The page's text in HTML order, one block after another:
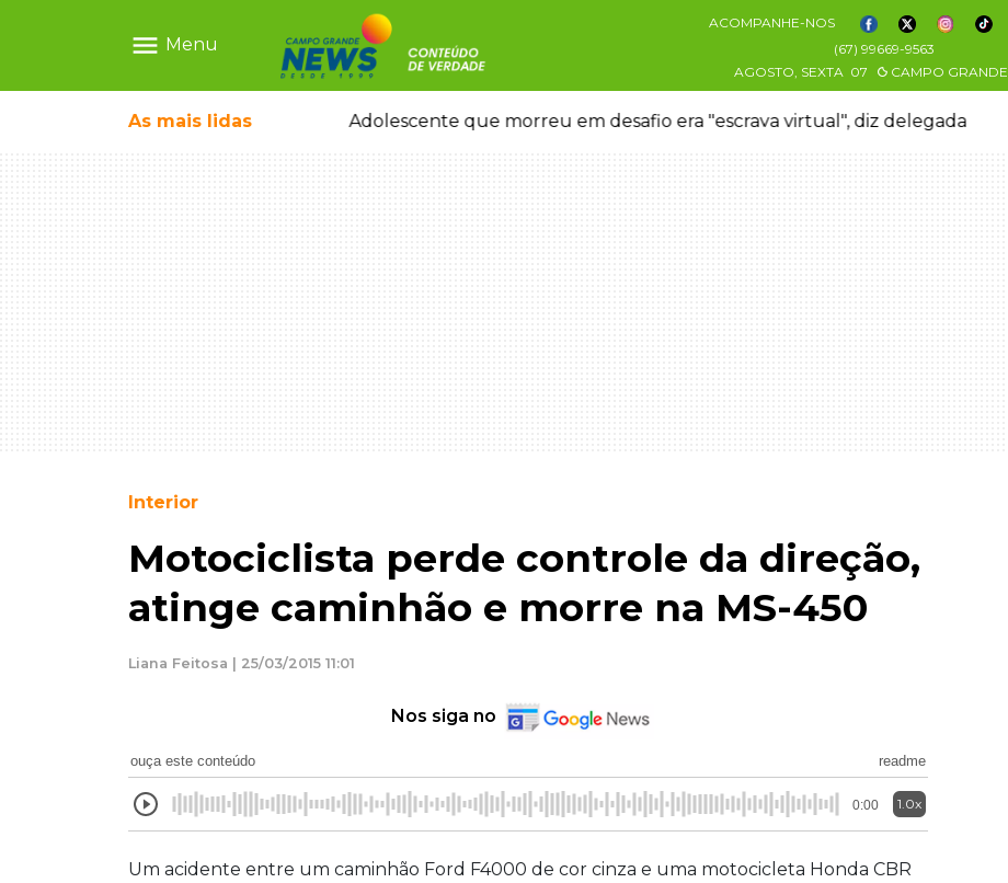
menu Menu
ACOMPANHE-NOS
(67) 99669-9563
AGOSTO, SEXTA 07 CAMPO GRANDE
As mais lidas
em caminhão estacionado Adolescente que morreu em desafio era "escrava virtual", diz delegada
Interior
Motociclista perde controle da direção,
atinge caminhão e morre na MS-450
Liana Feitosa | 25/03/2015 11:01
Nos siga no
ouça este conteúdo readme
0:00 1.0x
Um acidente entre um caminhão Ford F4000 de cor cinza e uma motocicleta Honda CBR